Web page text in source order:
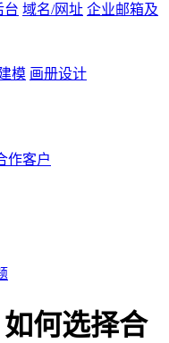
台 域名/网址 企业邮箱及
模 画册设计
作客户
何选择合